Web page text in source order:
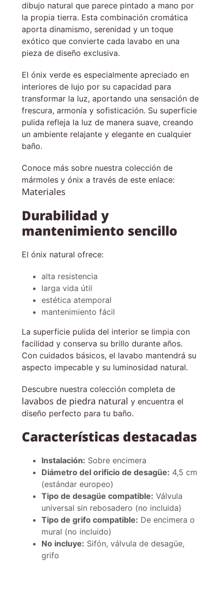
dibujo natural que parece pintado a mano por
la propia tierra. Esta combinación cromática
aporta dinamismo, serenidad y un toque
exótico que convierte cada lavabo en una
pieza de diseño exclusiva.
El ónix verde es especialmente apreciado en
interiores de lujo por su capacidad para
transformar la luz, aportando una sensación de
frescura, armonía y sofisticación. Su superficie
pulida refleja la luz de manera suave, creando
un ambiente relajante y elegante en cualquier
baño.
Conoce más sobre nuestra colección de
mármoles y ónix a través de este enlace:
Materiales
Durabilidad y
mantenimiento sencillo
El ónix natural ofrece:
alta resistencia
larga vida útil
estética atemporal
mantenimiento fácil
La superficie pulida del interior se limpia con
facilidad y conserva su brillo durante años.
Con cuidados básicos, el lavabo mantendrá su
aspecto impecable y su luminosidad natural.
Descubre nuestra colección completa de
lavabos de piedra natural y encuentra el
diseño perfecto para tu baño.
Características destacadas
Instalación: Sobre encimera
Diámetro del orificio de desagüe: 4,5 cm
(estándar europeo)
Tipo de desagüe compatible: Válvula
universal sin rebosadero (no incluida)
Tipo de grifo compatible: De encimera o
mural (no incluido)
No incluye: Sifón, válvula de desagüe,
grifo